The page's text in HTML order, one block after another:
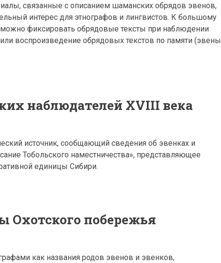
связанные с описанием шаманских обрядов эвенов,
интерес для этнографов и лингвистов. К большому
фиксировать обрядовые тексты при наблюдении
воспроизведение обрядовых текстов по памяти (эвены
наблюдателей XVIII века
источник, сообщающий сведения об эвенках и
Тобольского наместничества», представляющее
единицы Сибири.
Охотского побережья
как названия родов эвенов и эвенков,